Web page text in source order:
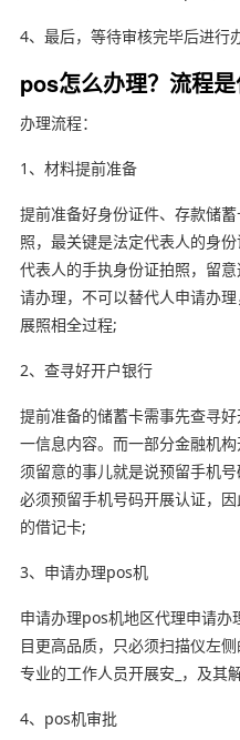
4、最后，等待审核完毕后进行
pos怎么办理？流程是
办理流程：
1、材料提前准备
提前准备好身份证件、存款储
照，最关键是法定代表人的身
代表人的手执身份证拍照，留
请办理，不可以替代人申请办
展照相全过程;
2、查寻好开户银行
提前准备的储蓄卡需事先查寻
一信息内容。而一部分金融机
须留意的事儿就是说预留手机
必须预留手机号码开展认证，
的借记卡;
3、申请办理pos机
申请办理pos机地区代理申请
目更高品质，只必须扫描仪左
专业的工作人员开展安_，及其
4、pos机审批